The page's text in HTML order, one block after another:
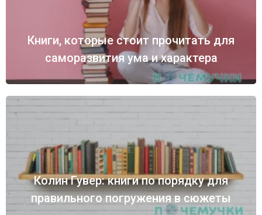
Книги, которые стоит прочитать для
саморазвития ума и характера
Колин Гувер: книги по порядку для
правильного погружения в сюжеты